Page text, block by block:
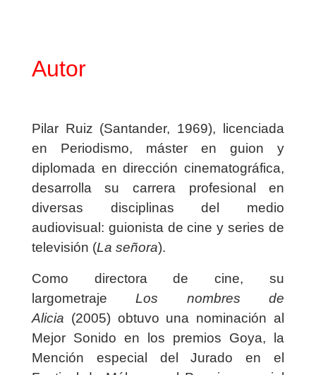
Autor
Pilar Ruiz (Santander, 1969), licenciada
en Periodismo, máster en guion y
diplomada en dirección cinematográfica,
desarrolla su carrera profesional en
diversas disciplinas del medio
audiovisual: guionista de cine y series de
televisión (La señora).
Como directora de cine, su
largometrajeLos nombres de
Alicia (2005) obtuvo una nominación al
Mejor Sonido en los premios Goya, la
Mención especial del Jurado en el